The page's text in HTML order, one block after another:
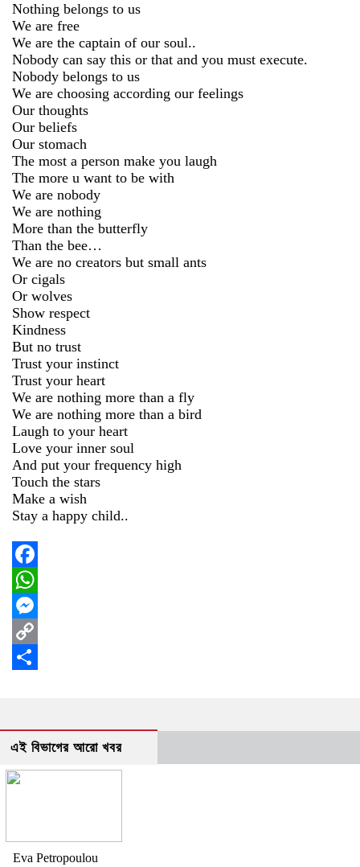
Nothing belongs to us
We are free
We are the captain of our soul..
Nobody can say this or that and you must execute.
Nobody belongs to us
We are choosing according our feelings
Our thoughts
Our beliefs
Our stomach
The most a person make you laugh
The more u want to be with
We are nobody
We are nothing
More than the butterfly
Than the bee…
We are no creators but small ants
Or cigals
Or wolves
Show respect
Kindness
But no trust
Trust your instinct
Trust your heart
We are nothing more than a fly
We are nothing more than a bird
Laugh to your heart
Love your inner soul
And put your frequency high
Touch the stars
Make a wish
Stay a happy child..
Facebook
WhatsApp
Messenger
Copy
এই বিভাগের আরো খবর
Eva Petropoulou